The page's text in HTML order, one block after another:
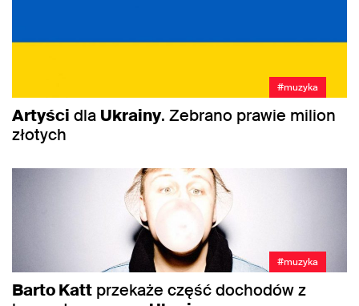
#muzyka
Artyści dla Ukrainy. Zebrano prawie milion
złotych
#muzyka
Barto Katt przekaże część dochodów z